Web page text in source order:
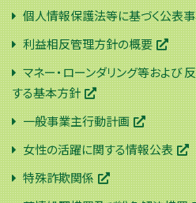
個人情報保護法等に基づく公表事
利益相反管理方針の概要
マネー・ローンダリング等および
する基本方針
一般事業主行動計画
女性の活躍に関する情報公表
特殊詐欺関係